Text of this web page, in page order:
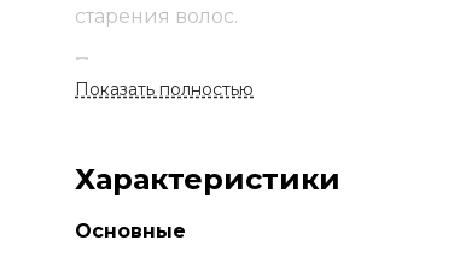
старения волос.
Применение
Стандартное окрашивание:
Тонирование:
Суперосветление:
Показать полностью
Характеристики
Основные